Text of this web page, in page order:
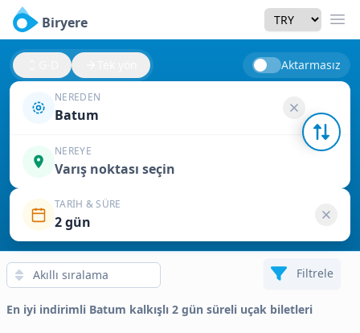
Biryere Currency
Aktarmasız
NEREDEN
Batum
NEREYE
Varış noktası seçin
TARIH & SÜRE
2 gün
Filtrele
En iyi indirimli Batum kalkışlı 2 gün süreli uçak biletleri